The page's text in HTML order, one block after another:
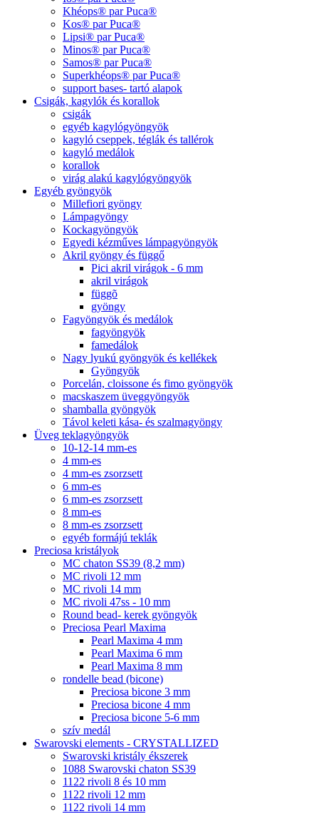
Khéops® par Puca®
Kos® par Puca®
Lipsi® par Puca®
Minos® par Puca®
Samos® par Puca®
Superkhéops® par Puca®
support bases- tartó alapok
Csigák, kagylók és korallok
csigák
egyéb kagylógyöngyök
kagyló cseppek, téglák és tallérok
kagyló medálok
korallok
virág alakú kagylógyöngyök
Egyéb gyöngyök
Millefiori gyöngy
Lámpagyöngy
Kockagyöngyök
Egyedi kézműves lámpagyöngyök
Akril gyöngy és függő
Pici akril virágok - 6 mm
akril virágok
függõ
gyöngy
Fagyöngyök és medálok
fagyöngyök
famedálok
Nagy lyukú gyöngyök és kellékek
Gyöngyök
Porcelán, cloissone és fimo gyöngyök
macskaszem üveggyöngyök
shamballa gyöngyök
Távol keleti kása- és szalmagyöngy
Üveg teklagyöngyök
10-12-14 mm-es
4 mm-es
4 mm-es zsorzsett
6 mm-es
6 mm-es zsorzsett
8 mm-es
8 mm-es zsorzsett
egyéb formájú teklák
Preciosa kristályok
MC chaton SS39 (8,2 mm)
MC rivoli 12 mm
MC rivoli 14 mm
MC rivoli 47ss - 10 mm
Round bead- kerek gyöngyök
Preciosa Pearl Maxima
Pearl Maxima 4 mm
Pearl Maxima 6 mm
Pearl Maxima 8 mm
rondelle bead (bicone)
Preciosa bicone 3 mm
Preciosa bicone 4 mm
Preciosa bicone 5-6 mm
szív medál
Swarovski elements - CRYSTALLIZED
Swarovski kristály ékszerek
1088 Swarovski chaton SS39
1122 rivoli 8 és 10 mm
1122 rivoli 12 mm
1122 rivoli 14 mm